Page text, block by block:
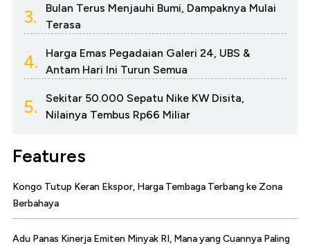
3.
Bulan Terus Menjauhi Bumi, Dampaknya Mulai
Terasa
4.
Harga Emas Pegadaian Galeri 24, UBS &
Antam Hari Ini Turun Semua
5.
Sekitar 50.000 Sepatu Nike KW Disita,
Nilainya Tembus Rp66 Miliar
Features
Kongo Tutup Keran Ekspor, Harga Tembaga Terbang ke Zona
Berbahaya
Adu Panas Kinerja Emiten Minyak RI, Mana yang Cuannya Paling